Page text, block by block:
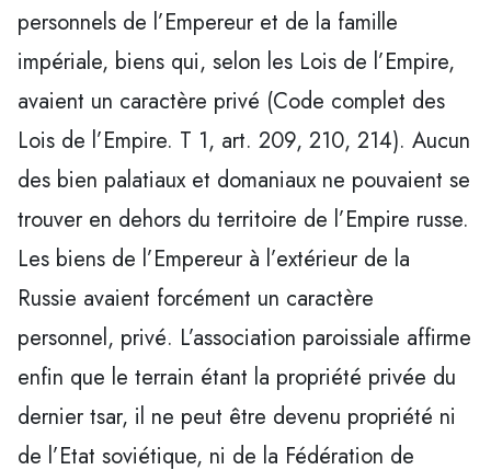
personnels de l’Empereur et de la famille
impériale, biens qui, selon les Lois de l’Empire,
avaient un caractère privé (Code complet des
Lois de l’Empire. T 1, art. 209, 210, 214). Aucun
des bien palatiaux et domaniaux ne pouvaient se
trouver en dehors du territoire de l’Empire russe.
Les biens de l’Empereur à l’extérieur de la
Russie avaient forcément un caractère
personnel, privé. L’association paroissiale affirme
enfin que le terrain étant la propriété privée du
dernier tsar, il ne peut être devenu propriété ni
de l’Etat soviétique, ni de la Fédération de